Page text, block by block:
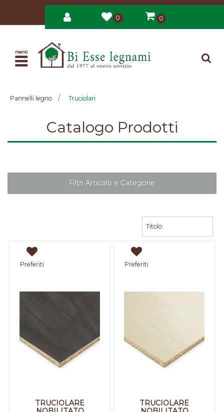
0 0
Open
Pannelli legno Truciolari
Catalogo Prodotti
Filtri Articolo e Categorie
Preferiti
TRUCIOLARE
Preferiti
TRUCIOLARE